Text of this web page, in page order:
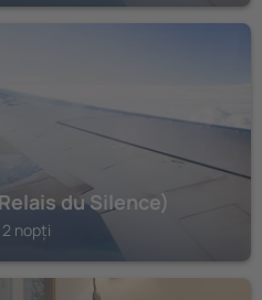
du Silence)
nopți